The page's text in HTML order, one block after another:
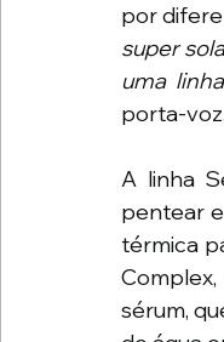
por
super
uma
porta-voz.
A linha
pentear
térmica
sérum,